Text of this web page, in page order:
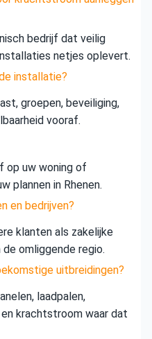
bedrijf dat veilig
netjes oplevert.
installatie?
groepen, beveiliging,
vooraf.
op uw woning of
plannen in Rhenen.
en bedrijven?
klanten als zakelijke
omliggende regio.
uitbreidingen?
laadpalen,
krachtstroom waar dat